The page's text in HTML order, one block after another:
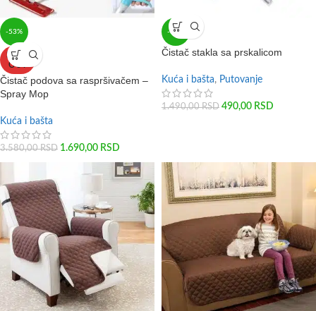
-53%
SOLD
OUT
Čistač podova sa raspršivačem –
Spray Mop
Kuća i bašta
3.580,00RSD 1.690,00 RSD
-67%
Čistač stakla sa prskalicom
Kuća i bašta, Putovanje
1.490,00RSD 490,00 RSD